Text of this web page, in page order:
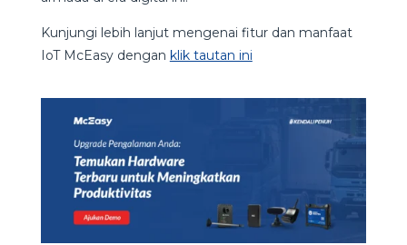
Kunjungi lebih lanjut mengenai fitur dan manfaat
IoT McEasy dengan klik tautan ini